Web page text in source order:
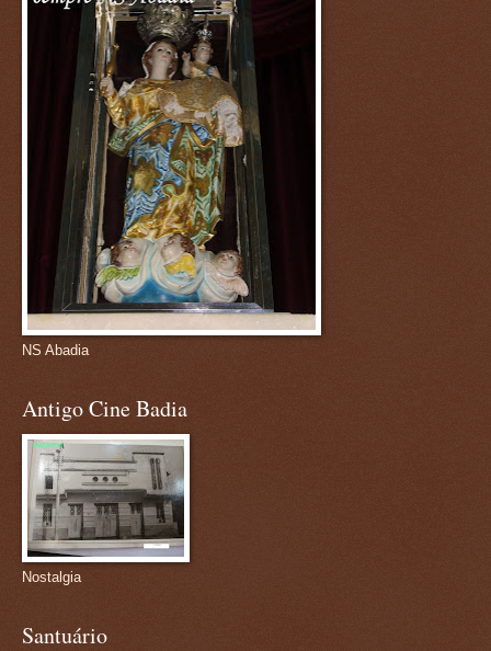
NS Abadia
Antigo Cine Badia
Nostalgia
Santuário